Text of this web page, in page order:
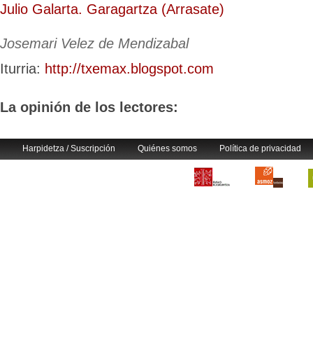
Julio Galarta. Garagartza (Arrasate)
Josemari Velez de Mendizabal
Iturria: http://txemax.blogspot.com
La opinión de los lectores:
Harpidetza / Suscripción Quiénes somos Política de privacidad